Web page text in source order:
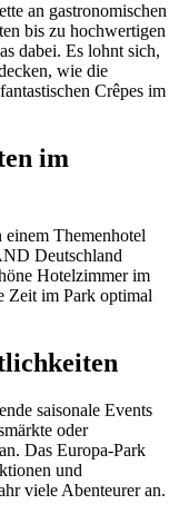
an gastronomischen
bis zu hochwertigen
dabei. Es lohnt sich,
wie die
Crêpes im
im
Themenhotel
Deutschland
Hotelzimmer im
Zeit im Park optimal
saisonale Events
oder
Das Europa-Park
und
viele Abenteurer an.